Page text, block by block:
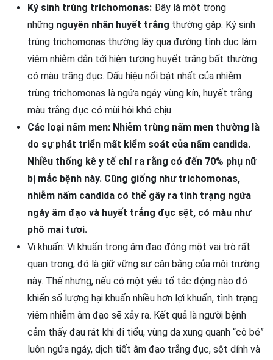
Ký sinh trùng trichomonas: Đây là một trong
những nguyên nhân huyết trắng thường gặp. Ký sinh
trùng trichomonas thường lây qua đường tình dục làm
viêm nhiễm dẫn tới hiện tượng huyết trắng bất thường
có màu trắng đục. Dấu hiệu nổi bật nhất của nhiễm
trùng trichomonas là ngứa ngáy vùng kín, huyết trắng
màu trắng đục có mùi hôi khó chịu.
Các loại nấm men: Nhiễm trùng nấm men thường là
do sự phát triển mất kiểm soát của nấm candida.
Nhiều thống kê y tế chỉ ra rằng có đến 70% phụ nữ
bị mắc bệnh này. Cũng giống như trichomonas,
nhiễm nấm candida có thể gây ra tình trạng ngứa
ngáy âm đạo và huyết trắng đục sệt, có màu như
phô mai tươi.
Vi khuẩn: Vi khuẩn trong âm đạo đóng một vai trò rất
quan trọng, đó là giữ vững sự cân bằng của môi trường
này. Thế nhưng, nếu có một yếu tố tác động nào đó
khiến số lượng hại khuẩn nhiều hơn lợi khuẩn, tình trạng
viêm nhiễm âm đạo sẽ xảy ra. Kết quả là người bệnh
cảm thấy đau rát khi đi tiểu, vùng da xung quanh “cô bé”
luôn ngứa ngáy, dịch tiết âm đạo trắng đục, sệt dính và